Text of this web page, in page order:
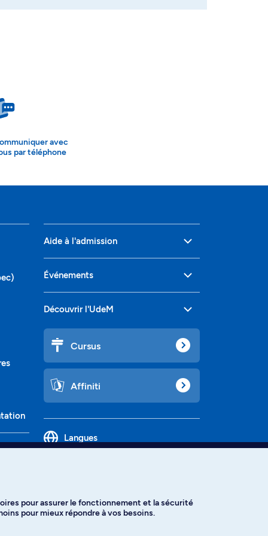
avec
par téléphone
Aide à l'admission
Événements
Découvrir l'UdeM
Cursus
Affiniti
Langues
pour assurer le fonctionnement et la sécurité
pour mieux répondre à vos besoins.